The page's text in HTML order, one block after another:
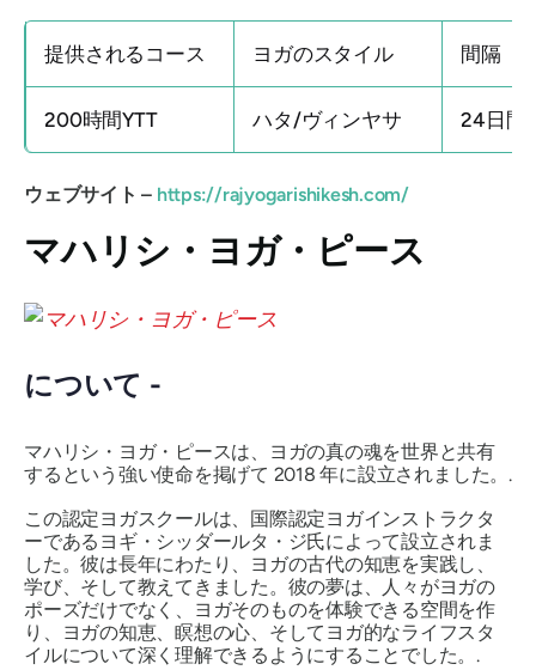
提供されるコース ヨガのスタイル 間隔
200時間YTT ハタ/ヴィンヤサ 24日間
ウェブサイト – https://rajyogarishikesh.com/
マハリシ・ヨガ・ピース
について -
マハリシ・ヨガ・ピースは、ヨガの真の魂を世界と共有
するという強い使命を掲げて 2018 年に設立されました。.
この認定ヨガスクールは、国際認定ヨガインストラクタ
ーであるヨギ・シッダールタ・ジ氏によって設立されま
した。彼は長年にわたり、ヨガの古代の知恵を実践し、
学び、そして教えてきました。彼の夢は、人々がヨガの
ポーズだけでなく、ヨガそのものを体験できる空間を作
り、ヨガの知恵、瞑想の心、そしてヨガ的なライフスタ
イルについて深く理解できるようにすることでした。.